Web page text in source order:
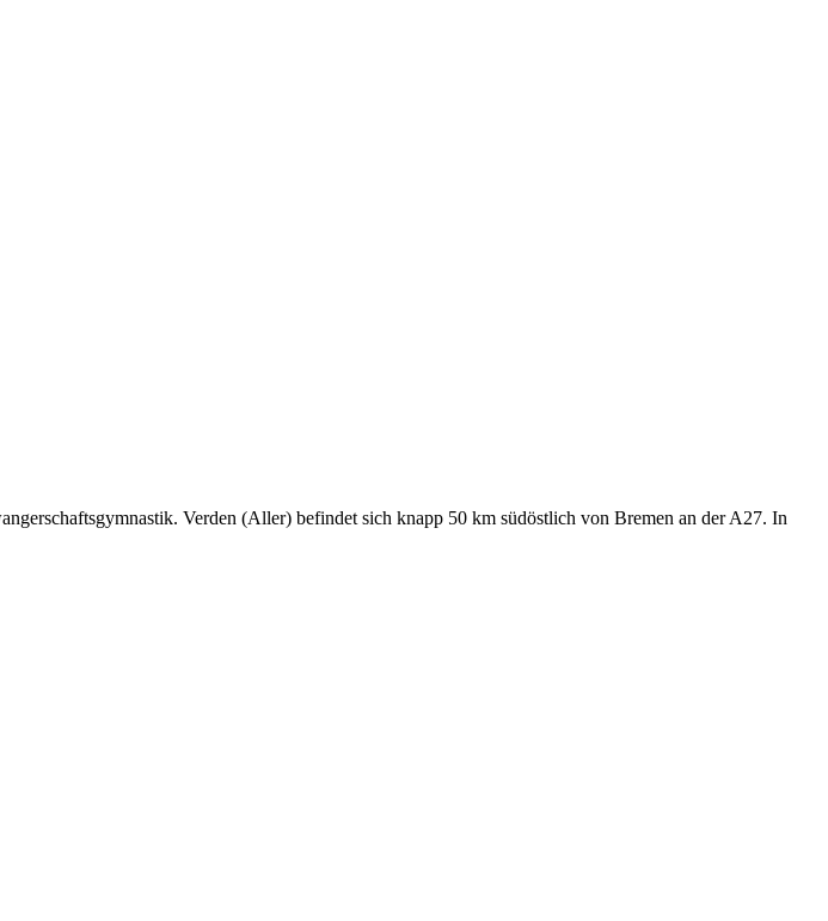
Verden (Aller) befindet sich knapp 50 km südöstlich von Bremen an der A27. In